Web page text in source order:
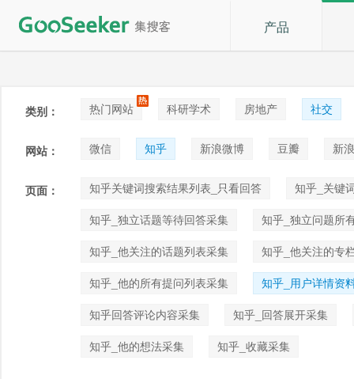
产品
类别： 热门网站 科研学术 房地产
社交
论坛贴吧
招聘 拍卖 音乐
网站： 微信 知乎 新浪微博 豆瓣
新
快手
喜马拉雅 小红书
页面： 知乎关键词搜索结果列表_只看回答
知乎_关键
知乎_独立话题等待回答采集
知乎_独立问题所
知乎_他关注的话题列表采集
知乎_他关注的专
知乎_他的所有提问列表采集
知乎_用户详情资
知乎回答评论内容采集
知乎_回答展开采集
知乎_他的想法采集
知乎_收藏采集